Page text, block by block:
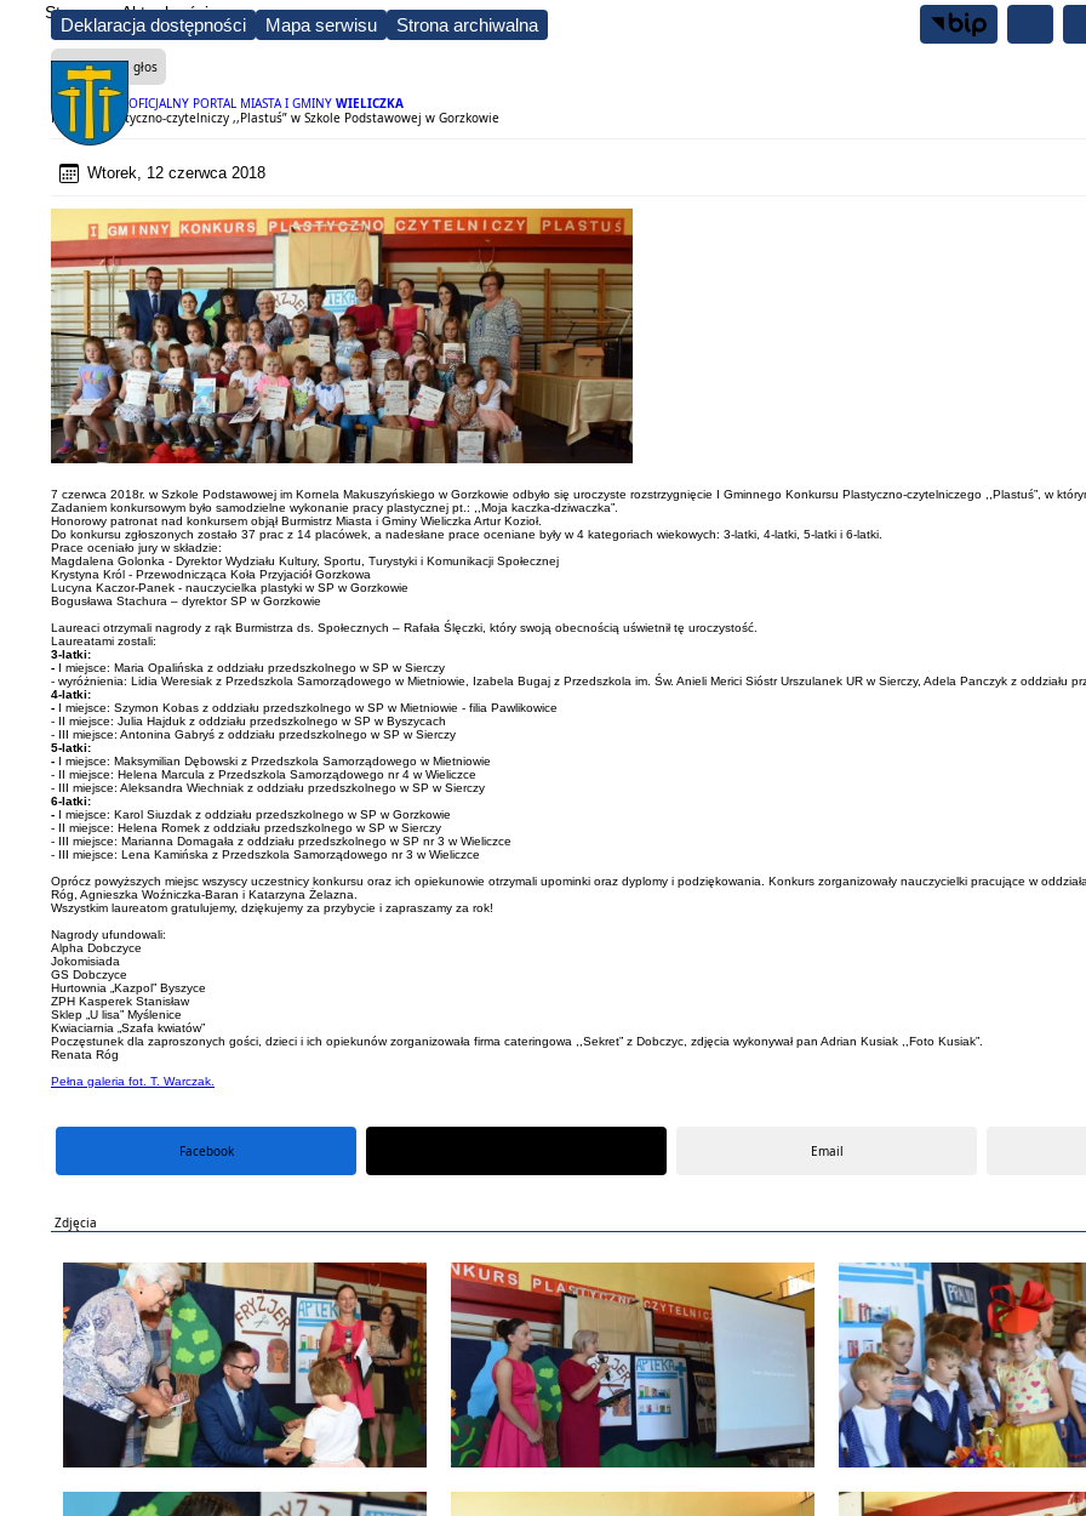
Deklaracja dostępności Mapa serwisu Strona archiwalna
OFICJALNY PORTAL MIASTA I GMINY WIELICZKA
Strona Aktualności
Czytaj na głos
Konkurs Plastyczno-czytelniczy ,,Plastuś” w Szkole Podstawowej w Gorzkowie
Wtorek, 12 czerwca 2018
7 czerwca 2018r. w Szkole Podstawowej im Kornela Makuszyńskiego w Gorzkowie odbyło się uroczyste rozstrzygnięcie I Gminnego Konkursu Plastyczno-czytelniczego ,,Plastuś”, w
Zadaniem konkursowym było samodzielne wykonanie pracy plastycznej pt.: ,,Moja kaczka-dziwaczka”.
Honorowy patronat nad konkursem objął Burmistrz Miasta i Gminy Wieliczka Artur Kozioł.
Do konkursu zgłoszonych zostało 37 prac z 14 placówek, a nadesłane prace oceniane były w 4 kategoriach wiekowych: 3-latki, 4-latki, 5-latki i 6-latki.
Prace oceniało jury w składzie:
Magdalena Golonka - Dyrektor Wydziału Kultury, Sportu, Turystyki i Komunikacji Społecznej
Krystyna Król - Przewodnicząca Koła Przyjaciół Gorzkowa
Lucyna Kaczor-Panek - nauczycielka plastyki w SP w Gorzkowie
Bogusława Stachura – dyrektor SP w Gorzkowie
Laureaci otrzymali nagrody z rąk Burmistrza ds. Społecznych – Rafała Ślęczki, który swoją obecnością uświetnił tę uroczystość.
Laureatami zostali:
3-latki:
- I miejsce: Maria Opalińska z oddziału przedszkolnego w SP w Sierczy
- wyróżnienia: Lidia Weresiak z Przedszkola Samorządowego w Mietniowie, Izabela Bugaj z Przedszkola im. Św. Anieli Merici Sióstr Urszulanek UR w Sierczy, Adela Panczyk z oddziału
4-latki:
- I miejsce: Szymon Kobas z oddziału przedszkolnego w SP w Mietniowie - filia Pawlikowice
- II miejsce: Julia Hajduk z oddziału przedszkolnego w SP w Byszycach
- III miejsce: Antonina Gabryś z oddziału przedszkolnego w SP w Sierczy
5-latki:
- I miejsce: Maksymilian Dębowski z Przedszkola Samorządowego w Mietniowie
- II miejsce: Helena Marcula z Przedszkola Samorządowego nr 4 w Wieliczce
- III miejsce: Aleksandra Wiechniak z oddziału przedszkolnego w SP w Sierczy
6-latki:
- I miejsce: Karol Siuzdak z oddziału przedszkolnego w SP w Gorzkowie
- II miejsce: Helena Romek z oddziału przedszkolnego w SP w Sierczy
- III miejsce: Marianna Domagała z oddziału przedszkolnego w SP nr 3 w Wieliczce
- III miejsce: Lena Kamińska z Przedszkola Samorządowego nr 3 w Wieliczce
Oprócz powyższych miejsc wszyscy uczestnicy konkursu oraz ich opiekunowie otrzymali upominki oraz dyplomy i podziękowania. Konkurs zorganizowały nauczycielki pracujące w
Róg, Agnieszka Woźniczka-Baran i Katarzyna Żelazna.
Wszystkim laureatom gratulujemy, dziękujemy za przybycie i zapraszamy za rok!
Nagrody ufundowali:
Alpha Dobczyce
Jokomisiada
GS Dobczyce
Hurtownia „Kazpol” Byszyce
ZPH Kasperek Stanisław
Sklep „U lisa” Myślenice
Kwiaciarnia „Szafa kwiatów”
Poczęstunek dla zaproszonych gości, dzieci i ich opiekunów zorganizowała firma cateringowa ,,Sekret” z Dobczyc, zdjęcia wykonywał pan Adrian Kusiak ,,Foto Kusiak”.
Renata Róg
Pełna galeria fot. T. Warczak.
Facebook Email
Zdjęcia